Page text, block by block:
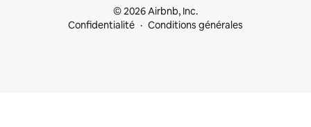
© 2026 Airbnb, Inc.
Confidentialité
Conditions générales